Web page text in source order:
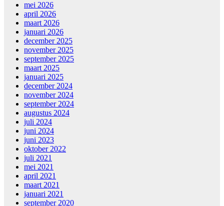
mei 2026
april 2026
maart 2026
januari 2026
december 2025
november 2025
september 2025
maart 2025
januari 2025
december 2024
november 2024
september 2024
augustus 2024
juli 2024
juni 2024
juni 2023
oktober 2022
juli 2021
mei 2021
april 2021
maart 2021
januari 2021
september 2020